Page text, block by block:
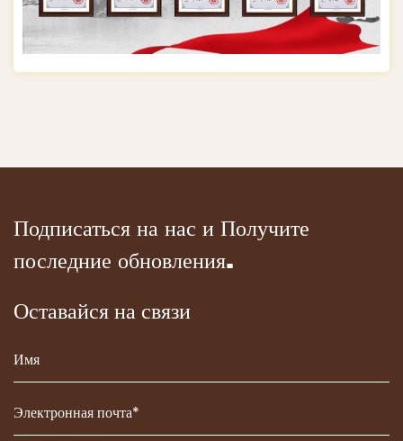
Подписаться на нас и Получите
последние обновления.
Оставайся на связи